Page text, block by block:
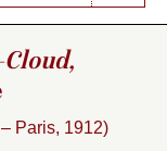
Paris, 1912)